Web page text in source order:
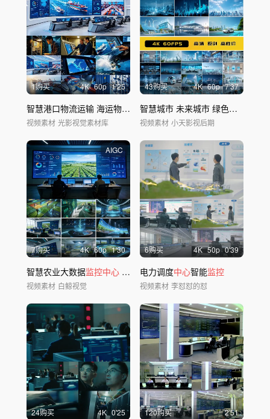
1购买 4K 60p 1'25
智慧港口物流运输 海运物流数字化 监控中心
视频素材 光影视觉素材库
43购买 4K 60p 7'37
智慧城市 未来城市 绿色能源
视频素材 小天影视后期
AIGC
7购买 4K 60p 1'30
智慧农业大数据监控中心
视频素材 白鲸视觉
6购买 4K 50p 0'39
电力调度中心智能监控
视频素材 李怼怼的怼
24购买 4K 0'25 120购买 2'51